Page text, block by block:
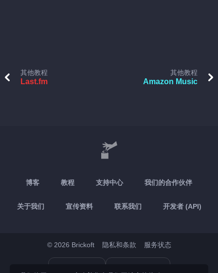
其他教程
Last.fm
其他教程
Amazon Music
博客 教程 支持中心 我们的合作伙伴
关于我们 宣传资料 联系我们 开发者 (API)
© 2026 Brickoft 隐私和条款 服务状态